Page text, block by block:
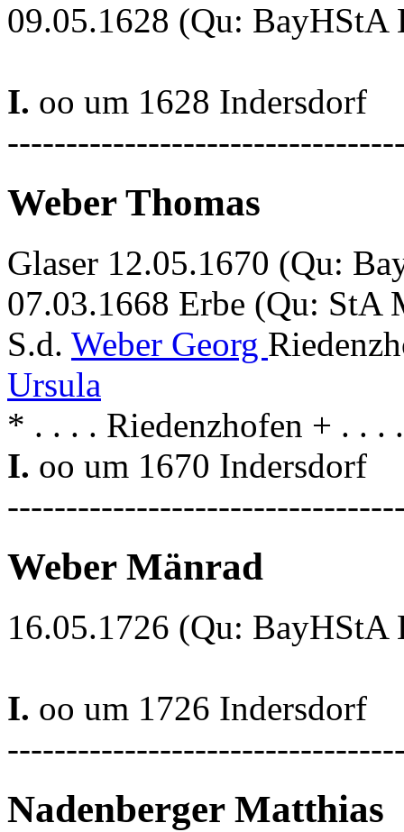
09.05.1628 (Qu:
I. oo um 1628 Indersdorf
Weber Thomas
Glaser 12.05.1670 (Qu:
07.03.1668 Erbe (Qu: StA
S.d. Weber Georg
Ursula
* . . . . Riedenzhofen + . . .
I. oo um 1670 Indersdorf
Weber Mänrad
16.05.1726 (Qu:
I. oo um 1726 Indersdorf
Nadenberger Matthias